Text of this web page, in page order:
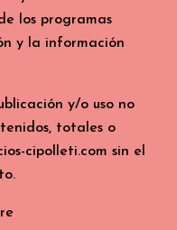
los programas
y la información
y/o uso no
totales o
cipolleti.com sin el